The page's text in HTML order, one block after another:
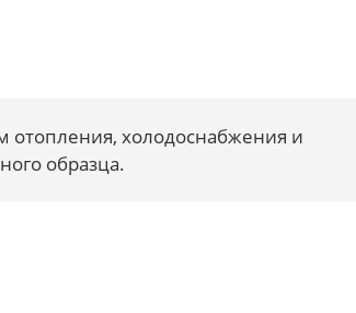
отопления, холодоснабжения и
образца.